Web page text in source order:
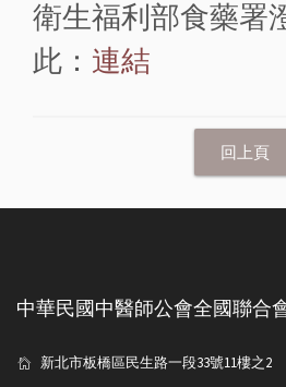
衛生福利部食藥署
此： 連結
中華民國中醫師公會全國聯合
新北市板橋區民生路一段33號11樓之2